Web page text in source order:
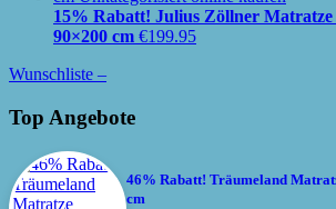
15% Rabatt! Julius Zöllner
90×200 cm €199.95
Wunschliste –
Top Angebote
46% Rabatt! Träumeland
cm